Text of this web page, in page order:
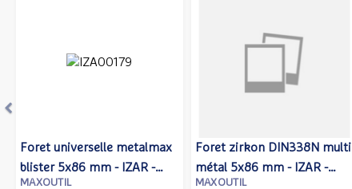
Foret universelle metalmax
blister 5x86 mm - IZAR -
MAXOUTIL
Foret zirkon DIN338N multi
métal 5x86 mm - IZAR -
MAXOUTIL